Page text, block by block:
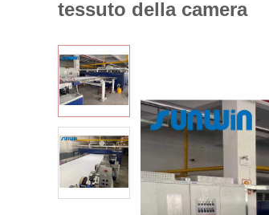
tessuto della camera